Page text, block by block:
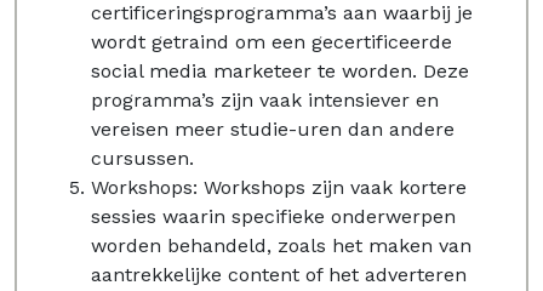
certificeringsprogramma’s aan waarbij je
wordt getraind om een ​​gecertificeerde
social media marketeer te worden. Deze
programma’s zijn vaak intensiever en
vereisen meer studie-uren dan andere
cursussen.
Workshops: Workshops zijn vaak kortere
sessies waarin specifieke onderwerpen
worden behandeld, zoals het maken van
aantrekkelijke content of het adverteren